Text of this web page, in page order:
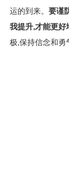
运的到来。 要谨
我提升,才能更好
极,保持信念和勇